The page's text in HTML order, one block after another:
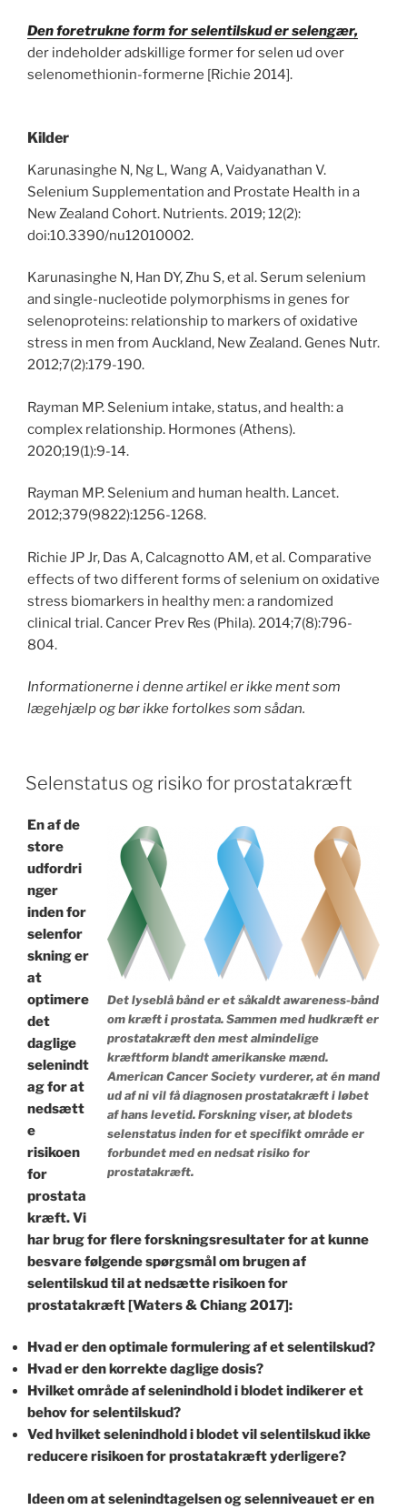
Den foretrukne form for selentilskud er selengær,
der indeholder adskillige former for selen ud over
selenomethionin-formerne [Richie 2014].
Kilder
Karunasinghe N, Ng L, Wang A, Vaidyanathan V.
Selenium Supplementation and Prostate Health in a
New Zealand Cohort. Nutrients. 2019; 12(2):
doi:10.3390/nu12010002.
Karunasinghe N, Han DY, Zhu S, et al. Serum selenium
and single-nucleotide polymorphisms in genes for
selenoproteins: relationship to markers of oxidative
stress in men from Auckland, New Zealand. Genes Nutr.
2012;7(2):179-190.
Rayman MP. Selenium intake, status, and health: a
complex relationship. Hormones (Athens).
2020;19(1):9-14.
Rayman MP. Selenium and human health. Lancet.
2012;379(9822):1256-1268.
Richie JP Jr, Das A, Calcagnotto AM, et al. Comparative
effects of two different forms of selenium on oxidative
stress biomarkers in healthy men: a randomized
clinical trial. Cancer Prev Res (Phila). 2014;7(8):796-
804.
Informationerne i denne artikel er ikke ment som
lægehjælp og bør ikke fortolkes som sådan.
POSTED
ON
Selenstatus og risiko for prostatakræft
Det lyseblå bånd er et såkaldt awareness-bånd
om kræft i prostata. Sammen med hudkræft er
prostatakræft den mest almindelige
kræftform blandt amerikanske mænd.
American Cancer Society vurderer, at én mand
ud af ni vil få diagnosen prostatakræft i løbet
af hans levetid. Forskning viser, at blodets
selenstatus inden for et specifikt område er
forbundet med en nedsat risiko for
prostatakræft.
En af de
store
udfordri
nger
inden for
selenfor
skning er
at
optimere
det
daglige
selenindt
ag for at
nedsætt
e
risikoen
for
prostata
kræft. Vi
har brug for flere forskningsresultater for at kunne
besvare følgende spørgsmål om brugen af
selentilskud til at nedsætte risikoen for
prostatakræft [Waters & Chiang 2017]:
Hvad er den optimale formulering af et selentilskud?
Hvad er den korrekte daglige dosis?
Hvilket område af selenindhold i blodet indikerer et
behov for selentilskud?
Ved hvilket selenindhold i blodet vil selentilskud ikke
reducere risikoen for prostatakræft yderligere?
Ideen om at selenindtagelsen og selenniveauet er en